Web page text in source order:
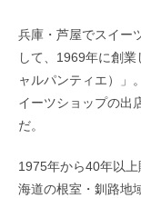
兵庫・芦屋でスイー
して、1969年に創
ャルパンティエ）」
イーツショップの出
だ。
1975年から40年以
海道の根室・釧路地